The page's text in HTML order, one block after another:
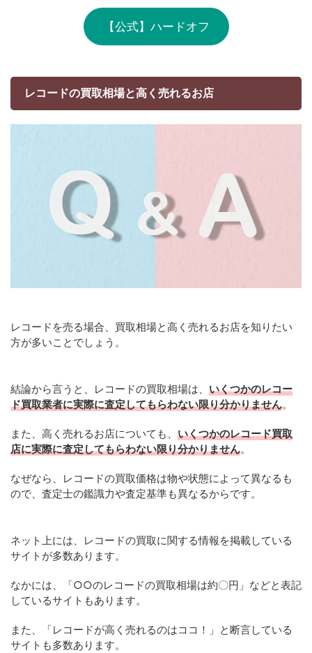
【公式】ハードオフ
レコードの買取相場と高く売れるお店
レコードを売る場合、買取相場と高く売れるお店を知りたい
方が多いことでしょう。
結論から言うと、レコードの買取相場は、 いくつかのレコー
ド買取業者に実際に査定してもらわない限り分かりません。
また、高く売れるお店についても、 いくつかのレコード買取
店に実際に査定してもらわない限り分かりません。
なぜなら、レコードの買取価格は物や状態によって異なるも
ので、査定士の鑑識力や査定基準も異なるからです。
ネット上には、レコードの買取に関する情報を掲載している
サイトが多数あります。
なかには、「○○のレコードの買取相場は約〇円」などと表記
しているサイトもあります。
また、「レコードが高く売れるのはココ！」と断言している
サイトも多数あります。